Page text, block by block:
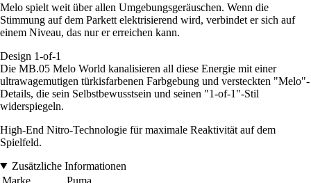
Melo spielt weit über allen Umgebungsgeräuschen. Wenn die
Stimmung auf dem Parkett elektrisierend wird, verbindet er sich auf
einem Niveau, das nur er erreichen kann.
Design 1-of-1
Die MB.05 Melo World kanalisieren all diese Energie mit einer
ultrawagemutigen türkisfarbenen Farbgebung und versteckten "Melo"-
Details, die sein Selbstbewusstsein und seinen "1-of-1"-Stil
widerspiegeln.
High-End Nitro-Technologie für maximale Reaktivität auf dem
Spielfeld.
Zusätzliche Informationen
Marke
Puma